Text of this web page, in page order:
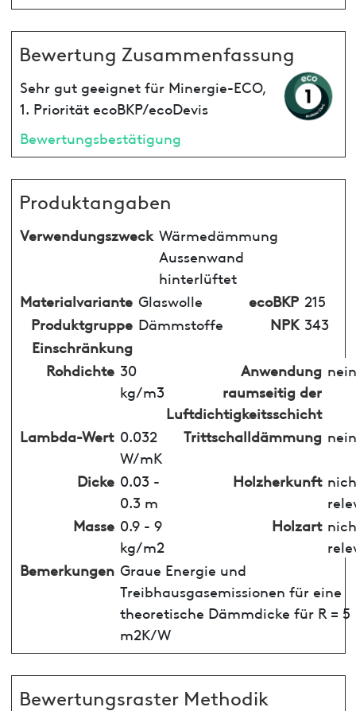
Bewertung Zusammenfassung
Sehr gut geeignet für Minergie-ECO,
1. Priorität ecoBKP/ecoDevis
Bewertungsbestätigung
Produktangaben
Verwendungszweck Wärmedämmung
Aussenwand
hinterlüftet
Materialvariante Glaswolle ecoBKP 215
Produktgruppe Dämmstoffe NPK 343
Einschränkung
Rohdichte 30
kg/m3
Anwendung
raumseitig der
Luftdichtigkeitsschicht
nein
Lambda-Wert 0.032
W/mK
Trittschalldämmung nein
Dicke 0.03 -
0.3 m
Holzherkunft
Masse 0.9 - 9
kg/m2
Holzart
Bemerkungen Graue Energie und
Treibhausgasemissionen für eine
theoretische Dämmdicke für R = 5
m2K/W
Bewertungsraster Methodik